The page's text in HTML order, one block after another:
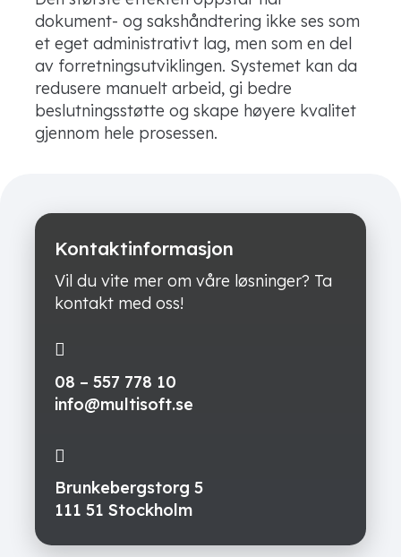
dokument- og sakshåndtering ikke ses som
et eget administrativt lag, men som en del
av forretningsutviklingen. Systemet kan da
redusere manuelt arbeid, gi bedre
beslutningsstøtte og skape høyere kvalitet
gjennom hele prosessen.
Kontaktinformasjon
Vil du vite mer om våre løsninger? Ta
kontakt med oss!
08 – 557 778 10
info@multisoft.se
Brunkebergstorg 5
111 51 Stockholm